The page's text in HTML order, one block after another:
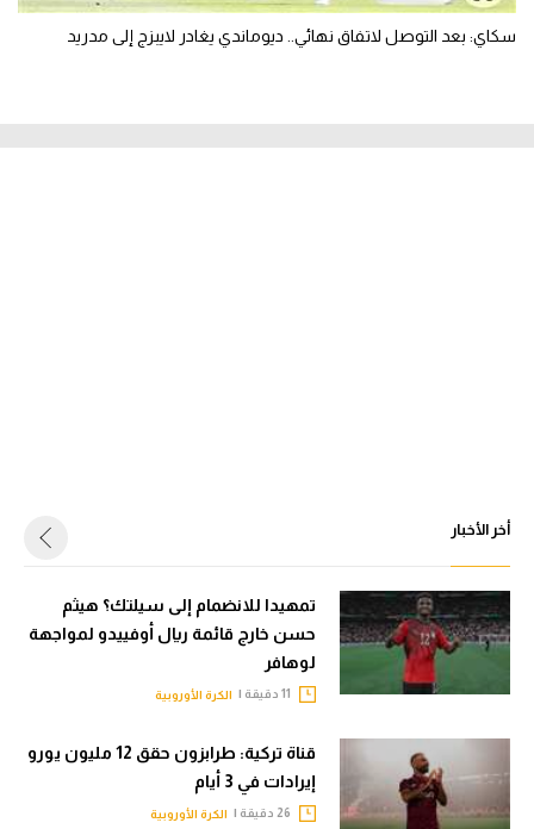
سكاي: بعد التوصل لاتفاق نهائي.. ديوماندي يغادر لايبزج إلى مدريد
أخر الأخبار
تمهيدا للانضمام إلى سيلتك؟ هيثم
حسن خارج قائمة ريال أوفييدو لمواجهة
لوهافر
الكرة الأوروبية
قناة تركية: طرابزون حقق 12 مليون يورو
إيرادات في 3 أيام
الكرة الأوروبية